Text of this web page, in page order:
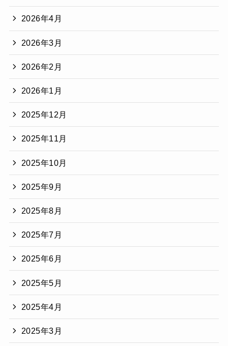
2026年4月
2026年3月
2026年2月
2026年1月
2025年12月
2025年11月
2025年10月
2025年9月
2025年8月
2025年7月
2025年6月
2025年5月
2025年4月
2025年3月